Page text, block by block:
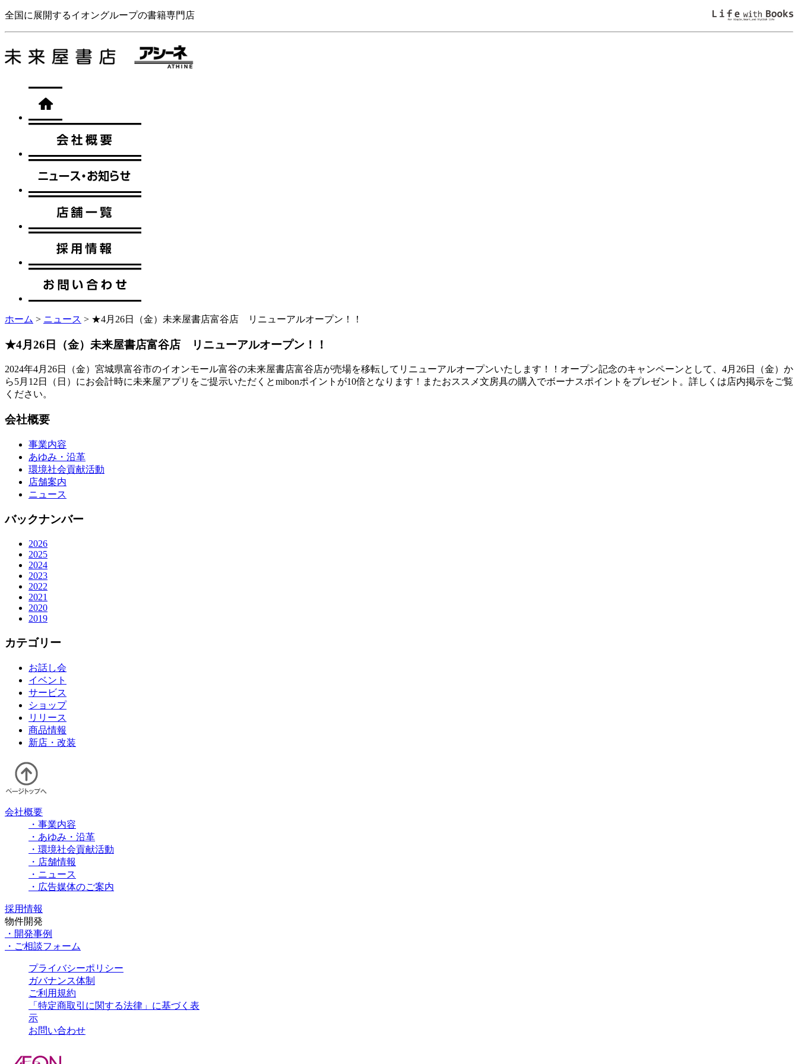
全国に展開するイオングループの書籍専門店
ホーム > ニュース > ★4月26日（金）未来屋書店富谷店 リニューアルオープン！！
★4月26日（金）未来屋書店富谷店 リニューアルオープン！！
2024年4月26日（金）宮城県富谷市のイオンモール富谷の未来屋書店富谷店が売場を移転してリニューアルオープンいたします！！オープン記念のキャンペーンとして、4月26日（金）か
ら5月12日（日）にお会計時に未来屋アプリをご提示いただくとmibonポイントが10倍となります！またおススメ文房具の購入でボーナスポイントをプレゼント。詳しくは店内掲示をご覧
ください。
会社概要
事業内容
あゆみ・沿革
環境社会貢献活動
店舗案内
ニュース
バックナンバー
2026
2025
2024
2023
2022
2021
2020
2019
カテゴリー
お話し会
イベント
サービス
ショップ
リリース
商品情報
新店・改装
会社概要
・事業内容
・あゆみ・沿革
・環境社会貢献活動
・店舗情報
・ニュース
・広告媒体のご案内
採用情報
物件開発
・開発事例
・ご相談フォーム
プライバシーポリシー
ガバナンス体制
ご利用規約
「特定商取引に関する法律」に基づく表
示
お問い合わせ